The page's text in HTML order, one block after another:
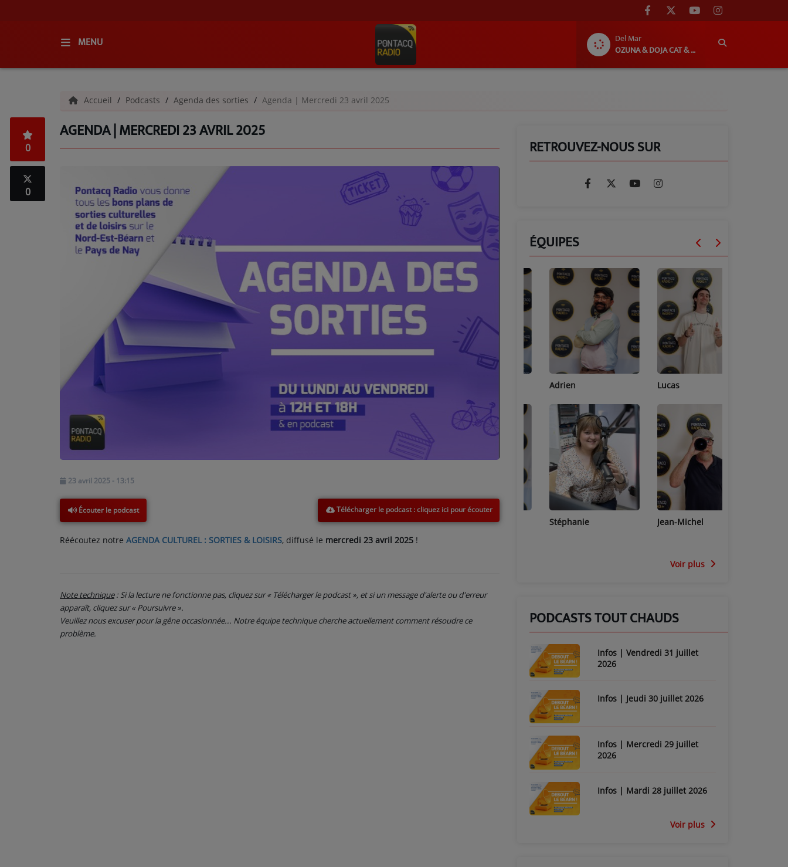
MENU
Del Mar
OZUNA & DOJA CAT & SIA
QUI SOMMES-NOUS ?
GRILLE DES PROGRAMMES
C'ÉTAIT QUOI CE TITRE ?
VOS ÉMISSIONS EN IMAGES
ANNONCEURS & ESPACE PRO
VOTRE PUBLICITÉ SUR PONTACQ RADIO
LOCATION DE STUDIOS
ÉDUCATION AUX MÉDIAS ET À
L'INFORMATION
EN QUOI ÇA CONSISTE ?
ÉCOUTEZ LES PRODUCTIONS
RECRUTEMENT
VENEZ DANS LE PUBLIC !
Accueil Podcasts Agenda des sorties Agenda | Mercredi 23 avril 2025
AGENDA | MERCREDI 23 AVRIL 2025
0
0
23 avril 2025 - 13:15
Écouter le podcast Télécharger le podcast
Réécoutez notre AGENDA CULTUREL : SORTIES & LOISIRS, diffusé le mercredi 23 avril 2025 !
Note technique: Si la lecture ne fonctionne pas, cliquez sur « Télécharger le podcast », et si un message d'alerte ou d'erreur
apparaît, cliquez sur « Poursuivre ».
Veuillez nous excuser pour la gêne occasionnée... Notre équipe technique cherche actuellement comment résoudre ce
problème.
RETROUVEZ-NOUS SUR
ÉQUIPES
Marion
Émilie
Adrien
Stéphanie Jean-Michel
Voir plus
PODCASTS TOUT CHAUDS
Infos | Vendredi 31 juillet
2026
Infos | Jeudi 30 juillet 2026
Infos | Mercredi 29 juillet
2026
Infos | Mardi 28 juillet 2026
Voir plus